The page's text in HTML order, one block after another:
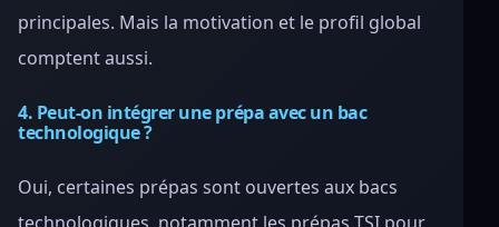
principales. Mais la motivation et le profil global
comptent aussi.
4. Peut-on intégrer une prépa avec un bac
technologique ?
Oui, certaines prépas sont ouvertes aux bacs